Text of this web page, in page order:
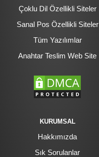
Çoklu Dil Özellikli Siteler
Sanal Pos Özellikli Siteler
Tüm Yazılımlar
Anahtar Teslim Web Site
KURUMSAL
Hakkımızda
Sık Sorulanlar